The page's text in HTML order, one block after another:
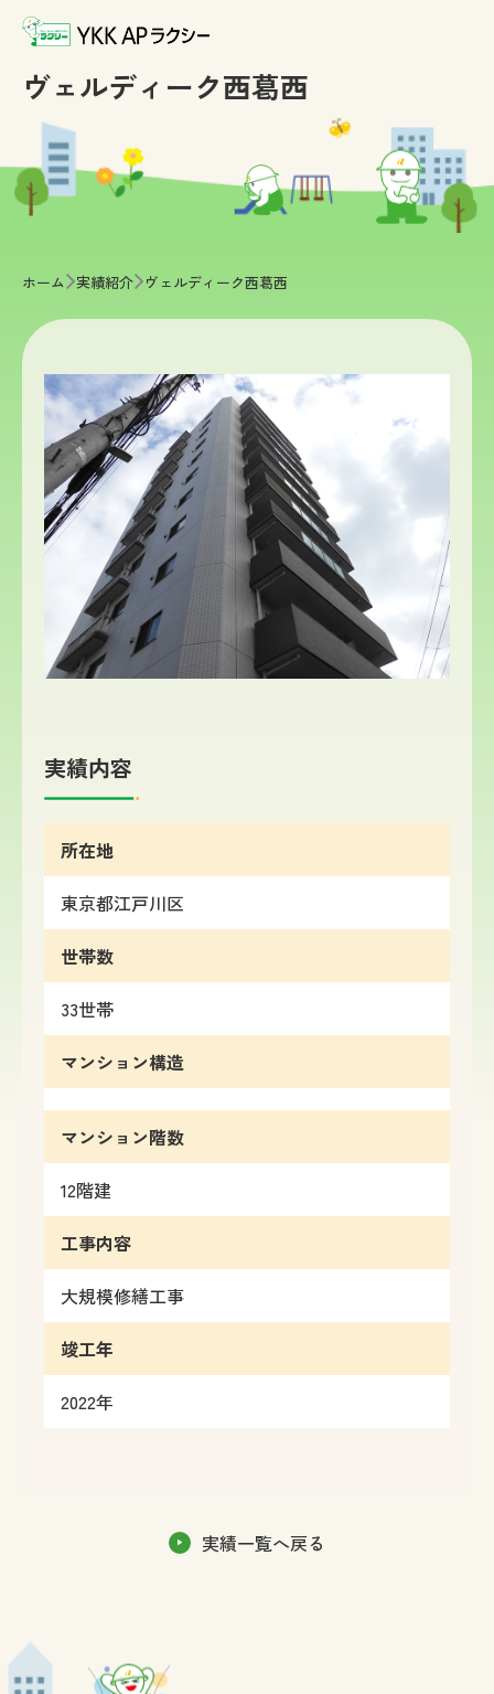
ヴェルディーク西葛西
ホーム >
実績紹介 >
ヴェルディーク西葛西
実績内容
所在地
東京都江戸川区
世帯数
33世帯
マンション構造
マンション階数
12階建
工事内容
大規模修繕工事
竣工年
2022年
実績一覧へ戻る